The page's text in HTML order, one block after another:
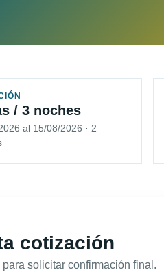
/ 3 noches
al 15/08/2026 · 2
cotización
solicitar confirmación final.